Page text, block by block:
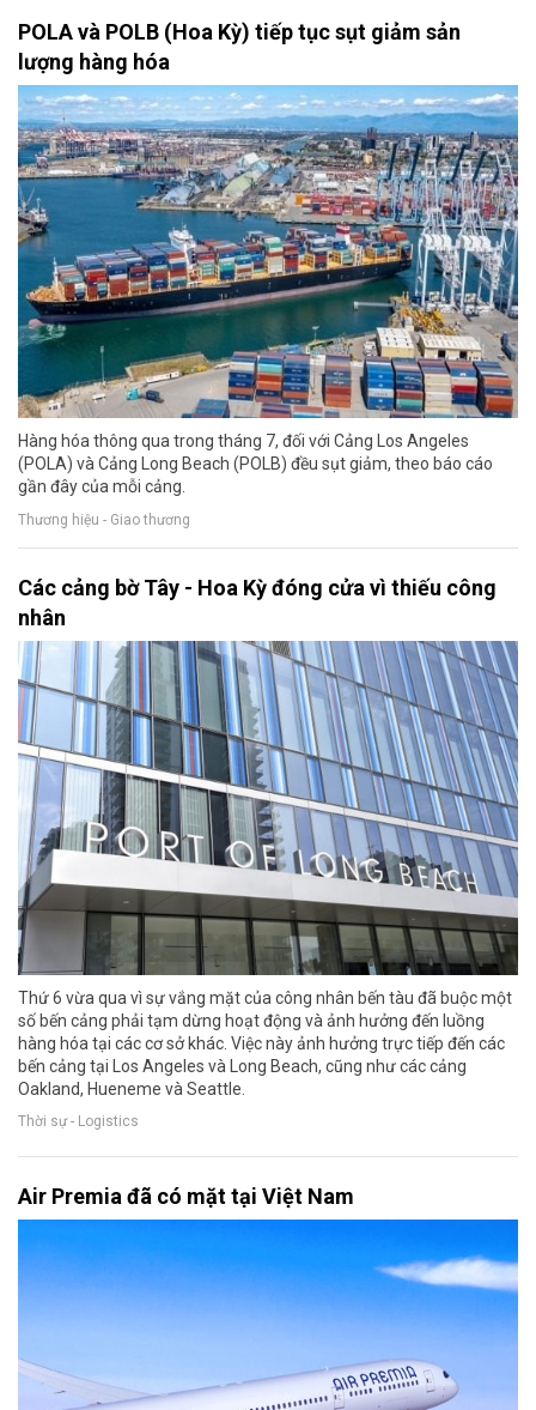
POLA và POLB (Hoa Kỳ) tiếp tục sụt giảm sản
lượng hàng hóa
Hàng hóa thông qua trong tháng 7, đối với Cảng Los Angeles
(POLA) và Cảng Long Beach (POLB) đều sụt giảm, theo báo cáo
gần đây của mỗi cảng.
Thương hiệu - Giao thương
Các cảng bờ Tây - Hoa Kỳ đóng cửa vì thiếu công
nhân
Thứ 6 vừa qua vì sự vắng mặt của công nhân bến tàu đã buộc một
số bến cảng phải tạm dừng hoạt động và ảnh hưởng đến luồng
hàng hóa tại các cơ sở khác. Việc này ảnh hưởng trực tiếp đến các
bến cảng tại Los Angeles và Long Beach, cũng như các cảng
Oakland, Hueneme và Seattle.
Thời sự - Logistics
Air Premia đã có mặt tại Việt Nam